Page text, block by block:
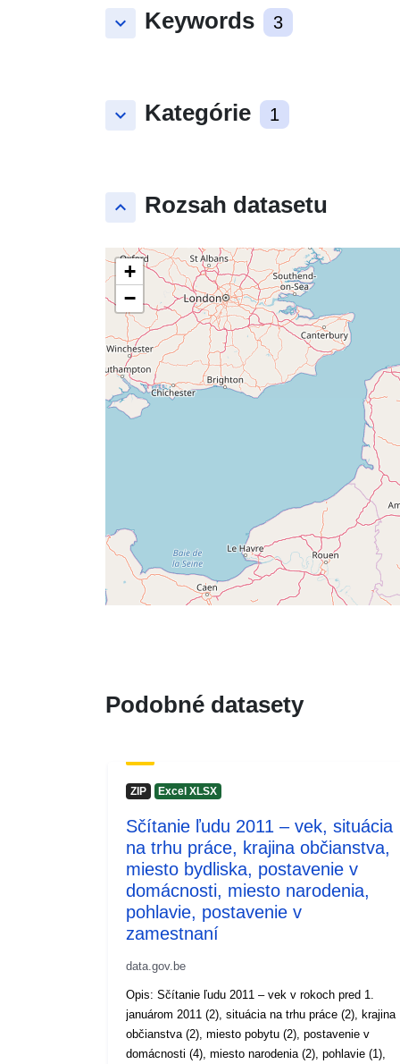
keyboard_arrow_down Keywords 3
keyboard_arrow_down Kategórie 1
keyboard_arrow_up Rozsah datasetu
+
−
Podobné datasety
ZIP Excel XLSX
Sčítanie ľudu 2011 – vek, situácia
na trhu práce, krajina občianstva,
miesto bydliska, postavenie v
domácnosti, miesto narodenia,
pohlavie, postavenie v
zamestnaní
data.gov.be
Opis: Sčítanie ľudu 2011 – vek v rokoch pred 1.
januárom 2011 (2), situácia na trhu práce (2), krajina
občianstva (2), miesto pobytu (2), postavenie v
domácnosti (4), miesto narodenia (2), pohlavie (1),